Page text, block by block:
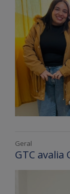
Geral
GTC avalia